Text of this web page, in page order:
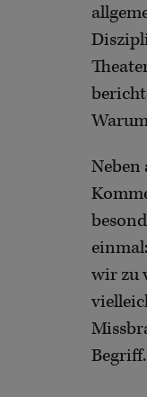
Neben
wir zu
Begriff.